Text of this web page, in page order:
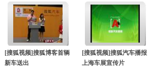
[搜狐视频]搜狐博客首辆
新车送出
[搜狐视频]搜狐汽车播报
上海车展宣传片